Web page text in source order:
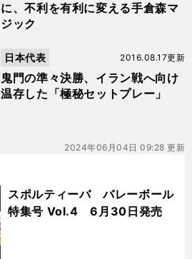
に、不利を有利に変える手倉森マ
ジック
鬼門の準々決勝、イラン戦へ向け
温存した「極秘セットプレー」
2016.08.17更新
日本代表
2024年06月04日 09:28 更新
スポルティーバ バレーボール
特集号 Vol.4 6月30日発売